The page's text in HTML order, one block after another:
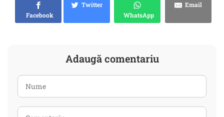
Facebook
Twitter
WhatsApp
Email
Adaugă comentariu